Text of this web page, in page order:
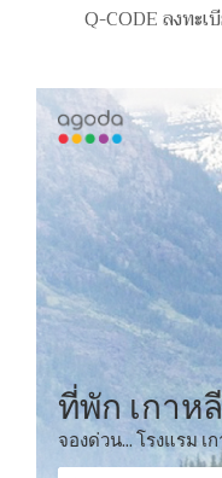
Q-CODE ลงทะ